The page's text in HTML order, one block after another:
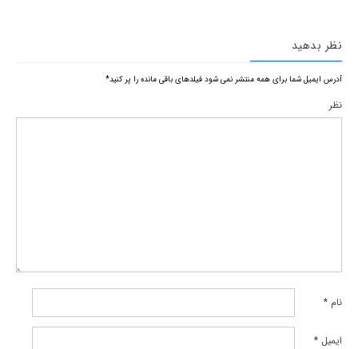
نظر بدهید
آدرس ایمیل شما برای همه منتشر نمی شود فیلدهای باقی مانده را پر کنید*
نظر
نام *
ایمیل *